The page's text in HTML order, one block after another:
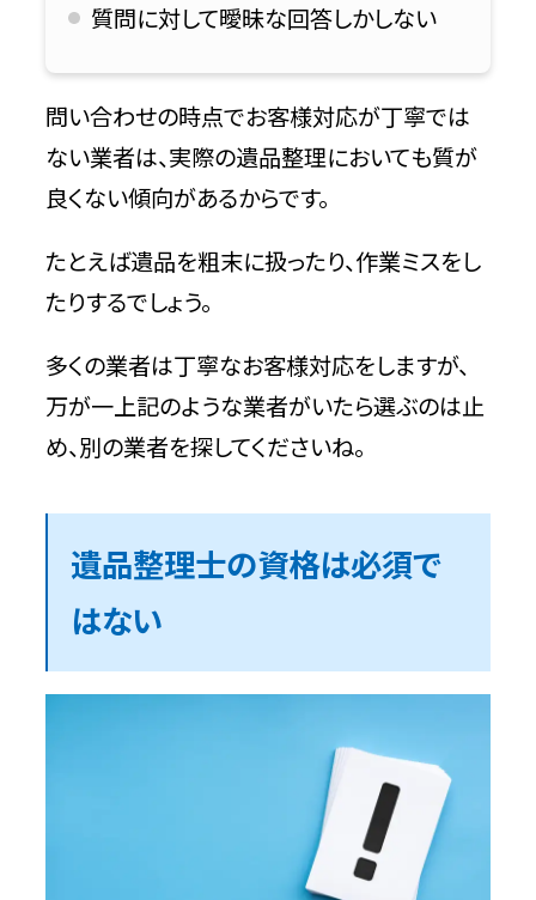
質問に対して曖昧な回答しかしない
問い合わせの時点でお客様対応が丁寧では
ない業者は、実際の遺品整理においても質が
良くない傾向があるからです。
たとえば遺品を粗末に扱ったり、作業ミスをし
たりするでしょう。
多くの業者は丁寧なお客様対応をしますが、
万が一上記のような業者がいたら選ぶのは止
め、別の業者を探してくださいね。
遺品整理士の資格は必須で
はない